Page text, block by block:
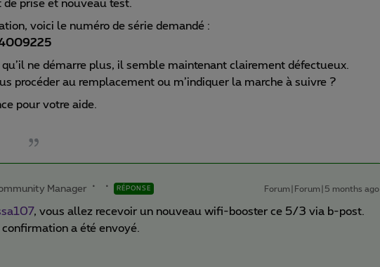
de prise et nouveau test.
voici le numéro de série demandé :
qu’il ne démarre plus, il semble maintenant clairement défectueux.
procéder au remplacement ou m’indiquer la marche à suivre ?
pour votre aide.
Manager RÉPONSE Forum|Forum|5 months ago
, vous allez recevoir un nouveau wifi-booster ce 5/3 via b-post.
a été envoyé.